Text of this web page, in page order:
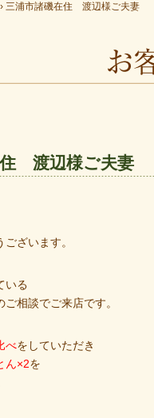
› 三浦市諸磯在住 渡辺様ご夫妻
渡辺様ご夫妻
ざいます。
いる
ご相談でご来店です。
べをしていただき
ん×2を